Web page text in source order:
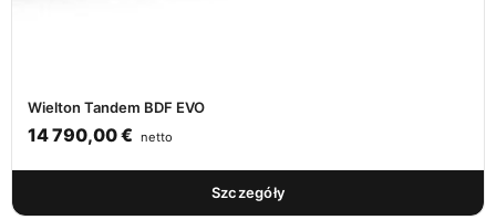
Wielton Tandem BDF EVO
14 790,00€ netto
Szczegóły